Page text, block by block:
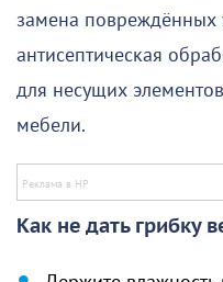
замена повреждённых
антисептическая
для несущих
мебели.
Как не дать грибку